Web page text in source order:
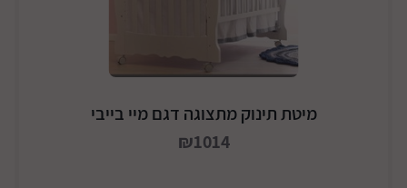
מיטת תינוק מתצוגה דגם מיי בייבי
₪1014